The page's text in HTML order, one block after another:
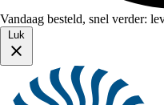
Vandaag besteld, snel verder:
Luk